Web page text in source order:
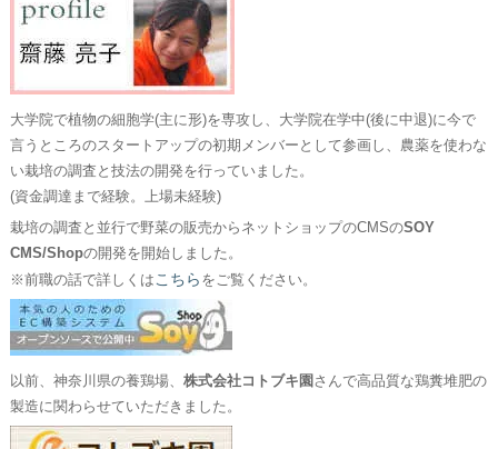
大学院で植物の細胞学(主に形)を専攻し、大学院在学中(後に中退)に今で
言うところのスタートアップの初期メンバーとして参画し、農薬を使わな
い栽培の調査と技法の開発を行っていました。
(資金調達まで経験。上場未経験)
栽培の調査と並行で野菜の販売からネットショップのCMSのSOY
CMS/Shopの開発を開始しました。
※前職の話で詳しくはこちら をご覧ください。
以前、神奈川県の養鶏場、 株式会社コトブキ園 さんで高品質な鶏糞堆肥の
製造に関わらせていただきました。